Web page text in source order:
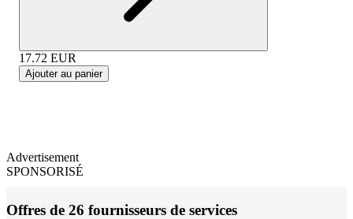
17.72 EUR
Ajouter au panier
Advertisement
SPONSORISÉ
Offres de 26 fournisseurs de services